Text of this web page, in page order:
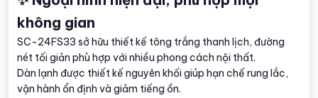
không gian
SC-24FS33 sở hữu thiết kế tông trắng thanh lịch, đường
nét tối giản phù hợp với nhiều phong cách nội thất.
Dàn lạnh được thiết kế nguyên khối giúp hạn chế rung lắc,
vận hành ổn định và giảm tiếng ồn.